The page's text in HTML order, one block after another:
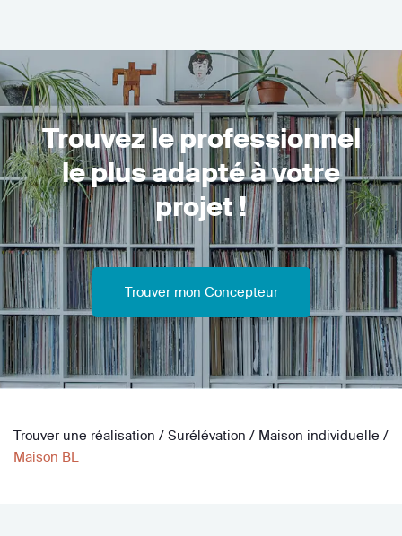
Trouvez le professionnel
le plus adapté à votre
projet !
Trouver mon Concepteur
Trouver une réalisation / Surélévation / Maison individuelle /
Maison BL